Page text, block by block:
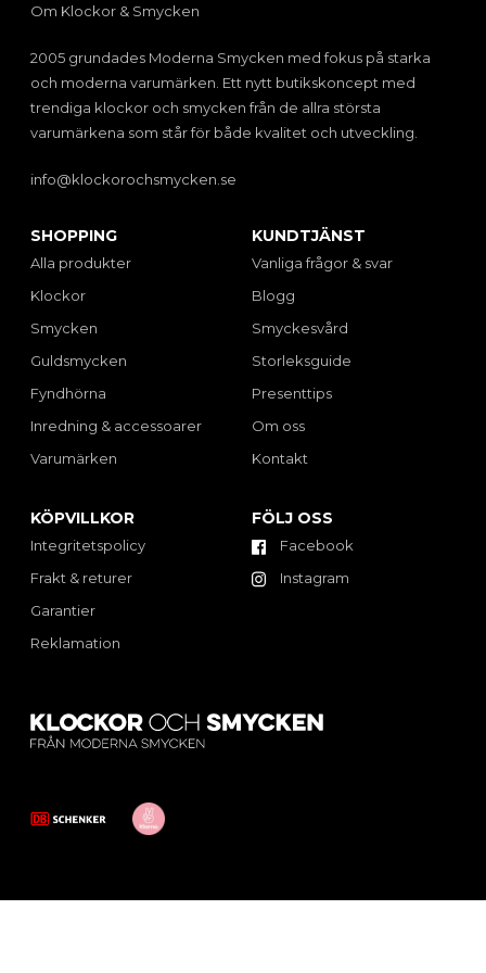
Om Klockor & Smycken
2005 grundades Moderna Smycken med fokus på starka
och moderna varumärken. Ett nytt butikskoncept med
trendiga klockor och smycken från de allra största
varumärkena som står för både kvalitet och utveckling.
info@klockorochsmycken.se
SHOPPING
Alla produkter
Klockor
Smycken
Guldsmycken
Fyndhörna
Inredning & accessoarer
Varumärken
KUNDTJÄNST
Vanliga frågor & svar
Blogg
Smyckesvård
Storleksguide
Presenttips
Om oss
Kontakt
KÖPVILLKOR
Integritetspolicy
Frakt & returer
Garantier
Reklamation
FÖLJ OSS
Facebook
Instagram